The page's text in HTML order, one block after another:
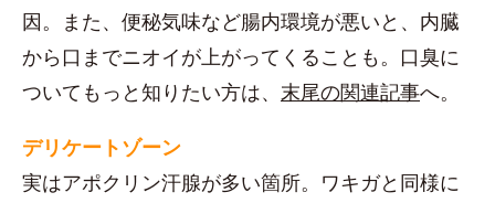
因。また、便秘気味など腸内環境が悪いと、内臓
から口までニオイが上がってくることも。口臭に
ついてもっと知りたい方は、 末尾の関連記事へ。
デリケートゾーン
実はアポクリン汗腺が多い箇所。ワキガと同様に